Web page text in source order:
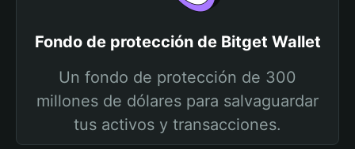
Fondo de protección de Bitget Wallet
Un fondo de protección de 300
millones de dólares para salvaguardar
tus activos y transacciones.